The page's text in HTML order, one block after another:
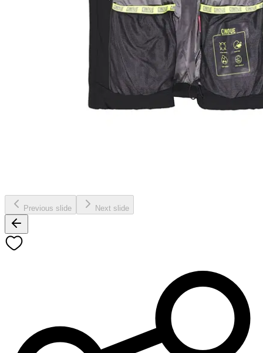
Previous slide Next slide